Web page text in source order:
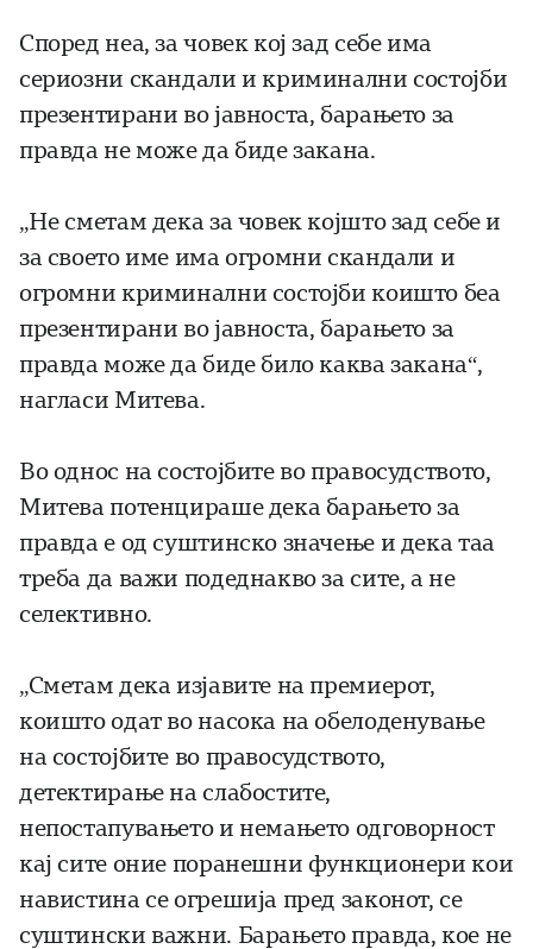
Според неа, за човек кој зад себе има
сериозни скандали и криминални состојби
презентирани во јавноста, барањето за
правда не може да биде закана.
„Не сметам дека за човек којшто зад себе и
за своето име има огромни скандали и
огромни криминални состојби коишто беа
презентирани во јавноста, барањето за
правда може да биде било каква закана“,
нагласи Митева.
Во однос на состојбите во правосудството,
Митева потенцираше дека барањето за
правда е од суштинско значење и дека таа
треба да важи подеднакво за сите, а не
селективно.
„Сметам дека изјавите на премиерот,
коишто одат во насока на обелоденување
на состојбите во правосудството,
детектирање на слабостите,
непостапувањето и немањето одговорност
кај сите оние поранешни функционери кои
навистина се огрешија пред законот, се
суштински важни. Барањето правда, кое не